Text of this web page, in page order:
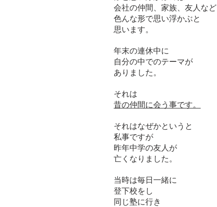
会社の仲間、家族、友人など
色んな形で思い浮かぶと
思います。
年末の連休中に
自分の中でのテーマが
ありました。
それは
昔の仲間に会う事です。
それはなぜかというと
私事ですが
昨年中学の友人が
亡くなりました。
当時は毎日一緒に
登下校をし
同じ塾に行き